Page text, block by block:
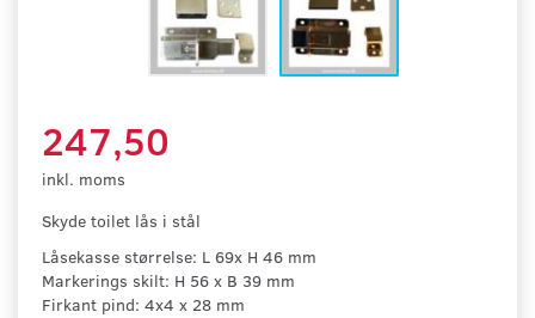
247,50
inkl. moms
Skyde toilet lås i stål
Låsekasse størrelse: L 69x H 46 mm
Markerings skilt: H 56 x B 39 mm
Firkant pind: 4x4 x 28 mm